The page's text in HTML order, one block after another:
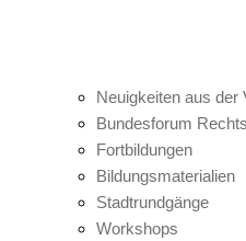
Neuigkeiten aus der
Bundesforum
Fortbildungen
Bildungsmaterialien
Stadtrundgänge
Workshops